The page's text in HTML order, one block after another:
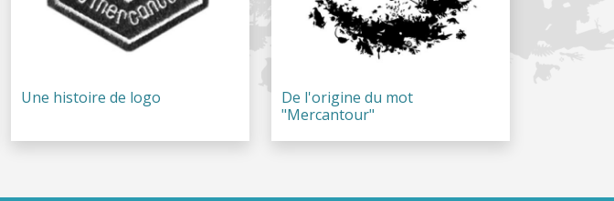
Une histoire de logo
De l'origine du mot
"Mercantour"